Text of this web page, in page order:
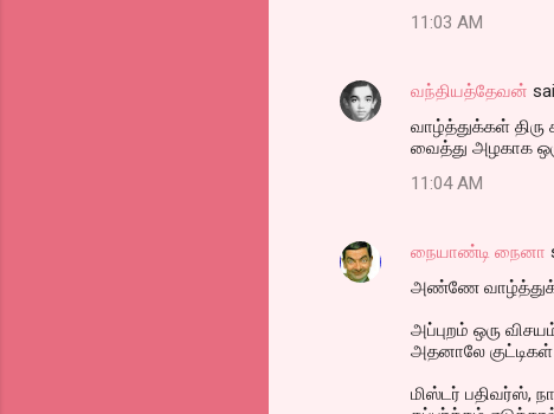
11:03 AM
வந்தியத்தேவன்
வாழ்த்துக்கள்
வைத்து அழகாக
11:04 AM
நையாண்டி நைனா
அண்ணே
அப்புறம் ஒரு
அதனாலே
மிஸ்டர் பதிவர்ஸ்,